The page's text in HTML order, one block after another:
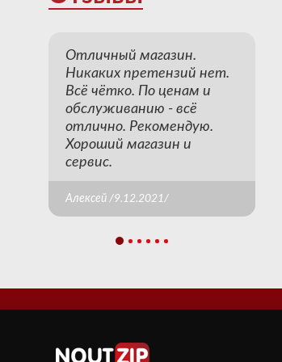
Отличный магазин.
Никаких претензий нет.
Всё чётко. По ценам и
обслуживанию - всё
отлично. Рекомендую.
Хороший магазин и
сервис.
Алексей /9.12.2021/